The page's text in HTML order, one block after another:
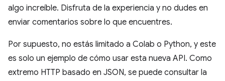
algo increíble. Disfruta de la experiencia y no dudes en
enviar comentarios sobre lo que encuentres.
Por supuesto, no estás limitado a Colab o Python, y este
es solo un ejemplo de cómo usar esta nueva API. Como
extremo HTTP basado en JSON, se puede consultar la